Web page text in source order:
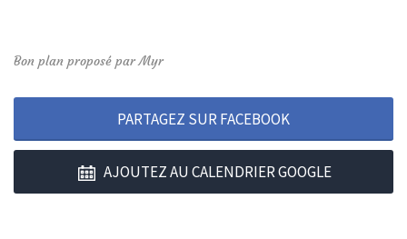
Bon plan proposé par Myr
PARTAGEZ SUR FACEBOOK
AJOUTEZ AU CALENDRIER GOOGLE